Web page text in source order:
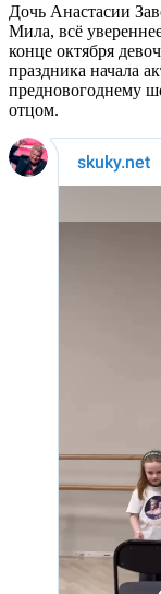
Дочь Анастасии
Мила, всё
конце октября
праздника начала
предновогоднему
отцом.